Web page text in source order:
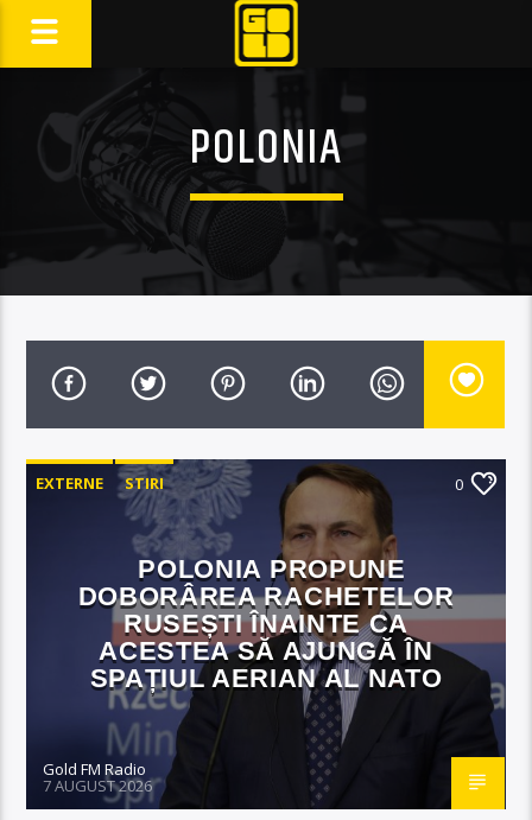
POLONIA
EXTERNE STIRI 0
POLONIA PROPUNE
DOBORÂREA RACHETELOR
RUSEȘTI ÎNAINTE CA
ACESTEA SĂ AJUNGĂ ÎN
SPAȚIUL AERIAN AL NATO
Gold FM Radio
7 AUGUST 2026